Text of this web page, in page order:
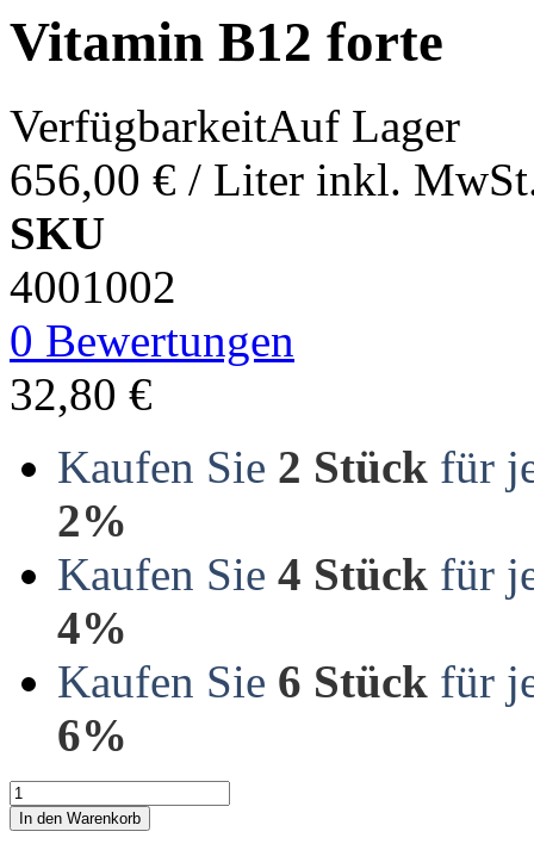
Vitamin B12 forte
VerfügbarkeitAuf Lager
656,00 € / Liter inkl.
SKU
4001002
0 Bewertungen
32,80 €
Kaufen Sie 2 Stück für
2%
Kaufen Sie 4 Stück für
4%
Kaufen Sie 6 Stück für
6%
In den Warenkorb